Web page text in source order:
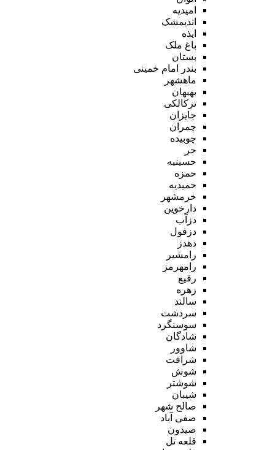
امیدیه
اندیمشک
ایذه
باغ ملک
بستان
بندر امام خمینی
ماهشهر
بهبهان
ترکالکی
جایزان
چمران
چوبیده
حر
حسینیه
حمزه
حمیدیه
خرمشهر
دارخوین
دزآب
دزفول
دهدز
رامشیر
رامهرمز
رفیع
زهره
سالند
سردشت
سوسنگرد
شادگان
شاوور
شرافت
شوش
شوشتر
شیبان
صالح شهر
صفی آباد
صیدون
قلعه تل